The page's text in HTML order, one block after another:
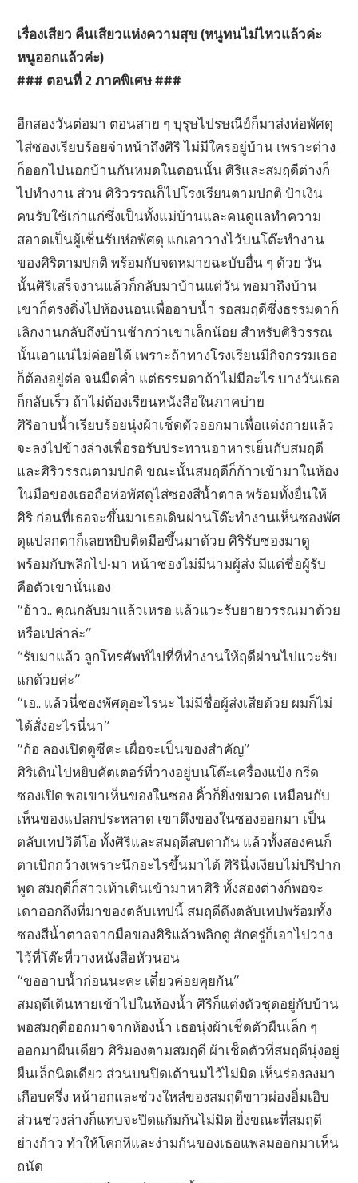
เรื่องเสียว คืนเสียวแห่งความสุข (หนูทนไม่ไหวแล้วค่ะ
หนูออกแล้วค่ะ)
### ตอนที่ 2 ภาคพิเศษ ###
อีกสองวันต่อมา ตอนสาย ๆ บุรุษไปรษณีย์ก็มาส่งห่อพัศดุ
ไส่ซองเรียบร้อยจ่าหน้าถึงศิริ ไม่มีใครอยู่บ้าน เพราะต่าง
ก็ออกไปนอกบ้านกันหมดในตอนนั้น ศิริและสมฤดีต่างก็
ไปทำงาน ส่วน ศิริวรรณก็ไปโรงเรียนตามปกติ ป้าเงิน
คนรับใช้เก่าแก่ซึ่งเป็นทั้งแม่บ้านและคนดูแลทำความ
สอาดเป็นผู้เซ็นรับห่อพัศดุ แกเอาวางไว้บนโต๊ะทำงาน
ของศิริตามปกติ พร้อมกับจดหมายฉะบับอื่น ๆ ด้วย วัน
นั้นศิริเสร็จงานแล้วก็กลับมาบ้านแต่วัน พอมาถึงบ้าน
เขาก็ตรงดิ่งไปห้องนอนเพื่ออาบน้ำ รอสมฤดีซึ่งธรรมดาก็
เลิกงานกลับถึงบ้านช้ากว่าเขาเล็กน้อย สำหรับศิริวรรณ
นั้นเอาแน่ไม่ค่อยได้ เพราะถ้าทางโรงเรียนมีกิจกรรมเธอ
ก็ต้องอยู่ต่อ จนมืดค่ำ แต่ธรรมดาถ้าไม่มีอะไร บางวันเธอ
ก็กลับเร็ว ถ้าไม่ต้องเรียนหนังสือในภาคบ่าย
ศิริอาบน้ำเรียบร้อยนุ่งผ้าเช็ดตัวออกมาเพื่อแต่งกายแล้ว
จะลงไปข้างล่างเพื่อรอรับประทานอาหารเย็นกับสมฤดี
และศิริวรรณตามปกติ ขณะนั้นสมฤดีก็ก้าวเข้ามาในห้อง
ในมือของเธอถือห่อพัศดุไส่ซองสีน้ำตาล พร้อมทั้งยื่นให้
ศิริ ก่อนที่เธอจะขึ้นมาเธอเดินผ่านโต๊ะทำงานเห็นซองพัศ
ดุแปลกตาก็เลยหยิบติดมือขึ้นมาด้วย ศิริรับซองมาดู
พร้อมกับพลิกไป-มา หน้าซองไม่มีนามผู้ส่ง มีแต่ชื่อผู้รับ
คือตัวเขานั่นเอง
“อ้าว.. คุณกลับมาแล้วเหรอ แล้วแวะรับยายวรรณมาด้วย
หรือเปล่าล่ะ”
“รับมาแล้ว ลูกโทรศัพท์ไปที่ที่ทำงานให้ฤดีผ่านไปแวะรับ
แกด้วยค่ะ”
“เอ.. แล้วนี่ซองพัศดุอะไรนะ ไม่มีชื่อผู้ส่งเสียด้วย ผมก็ไม่
ได้สั่งอะไรนี่นา”
“ก้อ ลองเปิดดูซีคะ เผื่อจะเป็นของสำคัญ”
ศิริเดินไปหยิบคัตเตอร์ที่วางอยู่บนโต๊ะเครื่องแป้ง กรีด
ซองเปิด พอเขาเห็นของในซอง คิ้วก็ยิ่งขมวด เหมือนกับ
เห็นของแปลกประหลาด เขาดึงของในซองออกมา เป็น
ตลับเทปวิดีโอ ทั้งศิริและสมฤดีสบตากัน แล้วทั้งสองคนก็
ตาเบิกกว้างเพราะนึกอะไรขึ้นมาได้ ศิรินิ่งเงียบไม่ปริปาก
พูด สมฤดีก็สาวเท้าเดินเข้ามาหาศิริ ทั้งสองต่างก็พอจะ
เดาออกถึงที่มาของตลับเทปนี้ สมฤดีดึงตลับเทปพร้อมทั้ง
ซองสีน้ำตาลจากมือของศิริแล้วพลิกดู สักครู่ก็เอาไปวาง
ไว้ที่โต๊ะที่วางหนังสือหัวนอน
“ขออาบน้ำก่อนนะคะ เดี๋ยวค่อยคุยกัน”
สมฤดีเดินหายเข้าไปในห้องน้ำ ศิริก็แต่งตัวชุดอยู่กับบ้าน
พอสมฤดีออกมาจากห้องน้ำ เธอนุ่งผ้าเช็ดตัวผืนเล็ก ๆ
ออกมาผืนเดียว ศิริมองตามสมฤดี ผ้าเช็ดตัวที่สมฤดีนุ่งอยู่
ผืนเล็กนิดเดียว ส่วนบนปิดเต้านมไว้ไม่มิด เห็นร่องลงมา
เกือบครึ่ง หน้าอกและช่วงใหล๋ของสมฤดีขาวผ่องอิ่มเอิบ
ส่วนช่วงล่างก็แทบจะปิดแก้มก้นไม่มิด ยิ่งขณะที่สมฤดี
ย่างก้าว ทำให้โคกหีและง่ามก้นของเธอแพลมออกมาเห็น
ถนัด